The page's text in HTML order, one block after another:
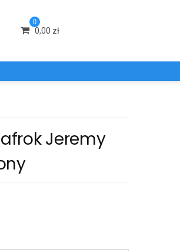
0
0,00 zł
Jeremy